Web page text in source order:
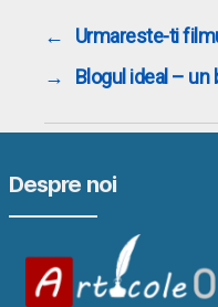
←
Urmareste-ti
→
Blogul ideal – un
Despre noi